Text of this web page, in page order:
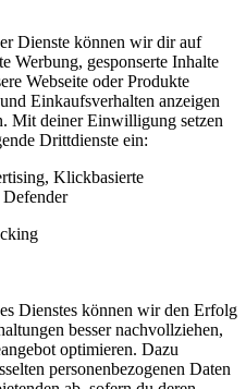
Dienste können wir dir auf
Werbung, gesponserte Inhalte
Webseite oder Produkte
Einkaufsverhalten anzeigen
Mit deiner Einwilligung setzen
Drittdienste ein:
Klickbasierte
Dienstes können wir den Erfolg
besser nachvollziehen,
optimieren. Dazu
personenbezogenen Daten